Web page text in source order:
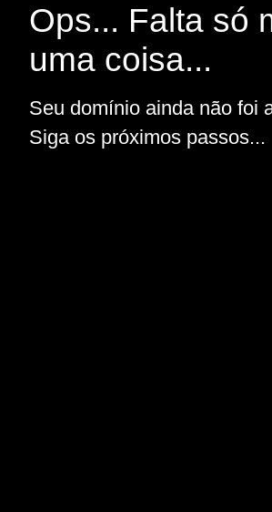
Ops... Falta só
uma coisa...
Seu domínio ainda não foi
Siga os próximos passos...